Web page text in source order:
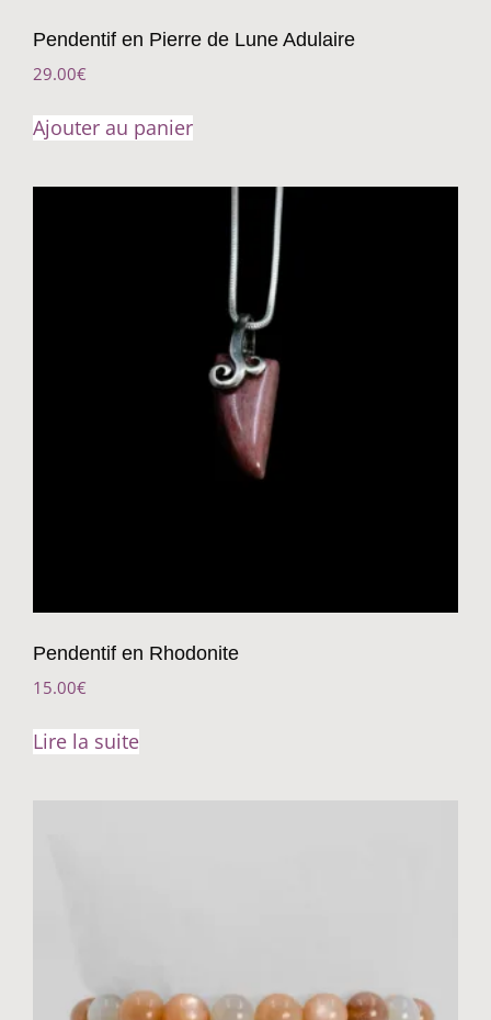
Pendentif en Pierre de Lune Adulaire
29.00€
Ajouter au panier
Pendentif en Rhodonite
15.00€
Lire la suite